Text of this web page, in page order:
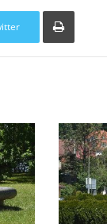
v
v
Na